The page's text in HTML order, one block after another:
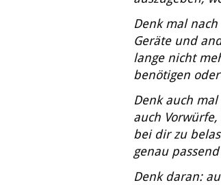
Denk mal
Geräte und
lange nicht
benötigen
Denk auch
auch
bei dir zu
genau
Denk daran: